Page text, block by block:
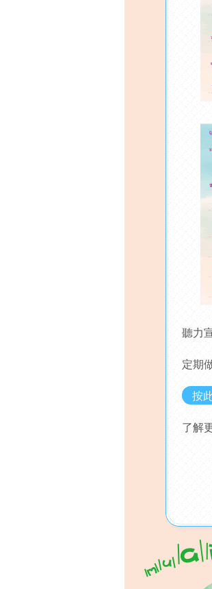
聽力
定期
按
了解